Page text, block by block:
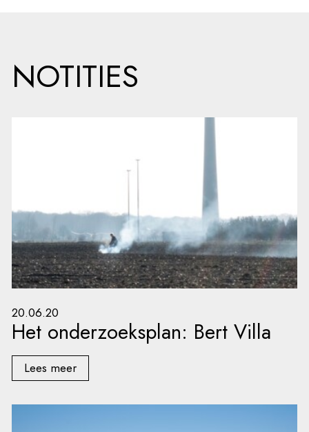
NOTITIES
20.06.20
Het onderzoeksplan: Bert Villa
Lees meer